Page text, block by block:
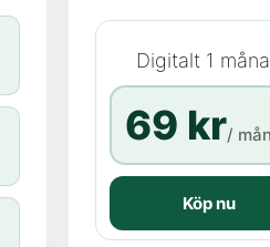
Digitalt 1
69 kr/
Köp nu